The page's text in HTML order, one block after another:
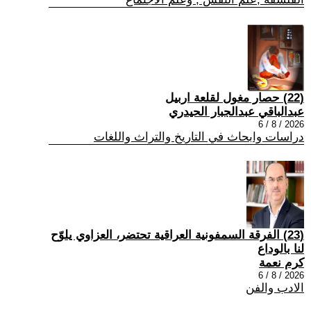
(22) حصار مغول لقلعة اربيل
عبدالباقي عبدالجبار الحيدري
2026 / 8 / 6
دراسات وابحاث في التاريخ والتراث واللغات
(23) الفرقة السمفونية العراقية تحتضر، العزاوي يلوّح
لنا بالوداع
كرم نعمة
2026 / 8 / 6
الادب والفن